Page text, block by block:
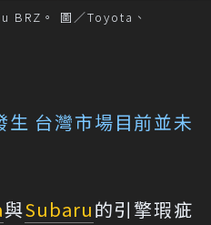
BRZ。 圖／Toyota、
台灣市場目前並未
與Subaru的引擎瑕疵